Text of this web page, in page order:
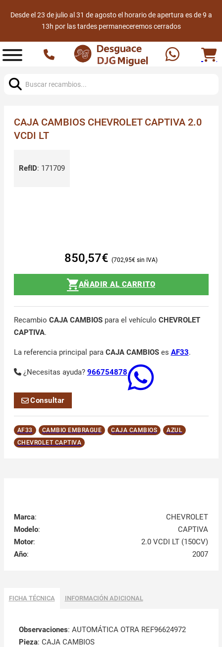
Desde el 23 de julio al 31 de agosto el horario de apertura es de 9 a
13h por las tardes permaneceremos cerrados
CAJA CAMBIOS CHEVROLET CAPTIVA 2.0
VCDI LT
RefID: 171709
850,57€ 702,95€
AÑADIR AL CARRITO
Recambio CAJA CAMBIOSpara el vehículo CHEVROLET
CAPTIVA.
La referencia principal para CAJA CAMBIOSes AF33.
¿Necesitas ayuda? 966754878
Consultar
AF33 CAMBIO EMBRAGUE CAJA CAMBIOS
AZUL
CHEVROLET CAPTIVA
Marca:
CHEVROLET
Modelo:
CAPTIVA
Motor:
2.0 VCDI LT (150CV)
Año: 2007
FICHA TÉCNICA INFORMACIÓN ADICIONAL
Observaciones: AUTOMÁTICA OTRA REF96624972
Pieza: CAJA CAMBIOS